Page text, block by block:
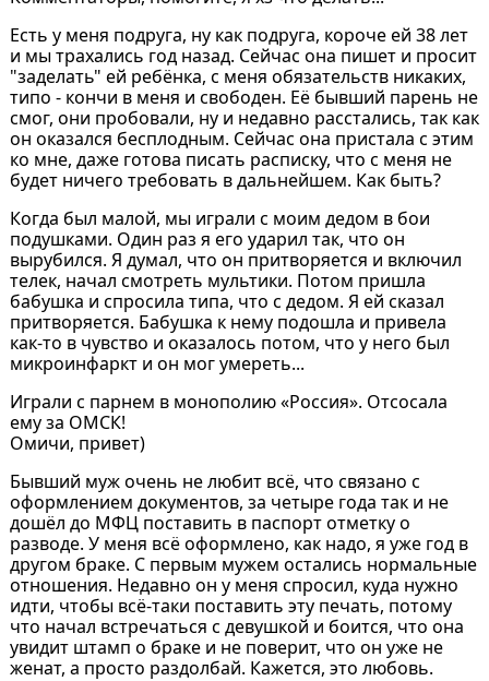
Есть у меня подруга, ну как подруга, короче ей 38 лет
и мы трахались год назад. Сейчас она пишет и просит
"заделать" ей ребёнка, с меня обязательств никаких,
типо - кончи в меня и свободен. Её бывший парень не
смог, они пробовали, ну и недавно расстались, так как
он оказался бесплодным. Сейчас она пристала с этим
ко мне, даже готова писать расписку, что с меня не
будет ничего требовать в дальнейшем. Как быть?
Когда был малой, мы играли с моим дедом в бои
подушками. Один раз я его ударил так, что он
вырубился. Я думал, что он притворяется и включил
телек, начал смотреть мультики. Потом пришла
бабушка и спросила типа, что с дедом. Я ей сказал
притворяется. Бабушка к нему подошла и привела
как-то в чувство и оказалось потом, что у него был
микроинфаркт и он мог умереть...
Играли с парнем в монополию «Россия». Отсосала
ему за ОМСК!
Омичи, привет)
Бывший муж очень не любит всё, что связано с
оформлением документов, за четыре года так и не
дошёл до МФЦ поставить в паспорт отметку о
разводе. У меня всё оформлено, как надо, я уже год в
другом браке. С первым мужем остались нормальные
отношения. Недавно он у меня спросил, куда нужно
идти, чтобы всё-таки поставить эту печать, потому
что начал встречаться с девушкой и боится, что она
увидит штамп о браке и не поверит, что он уже не
женат, а просто раздолбай. Кажется, это любовь.